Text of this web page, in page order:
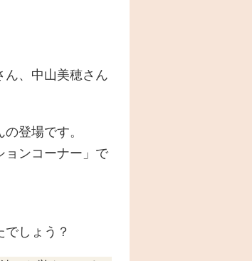
ん、中山美穂さん
の登場です。
ョンコーナー」で
しょう？